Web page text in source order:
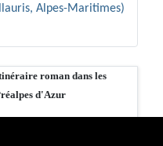
Alpes-Maritimes)
roman dans les
d'Azur